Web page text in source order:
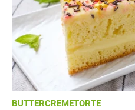
BUTTERCREMETORTE